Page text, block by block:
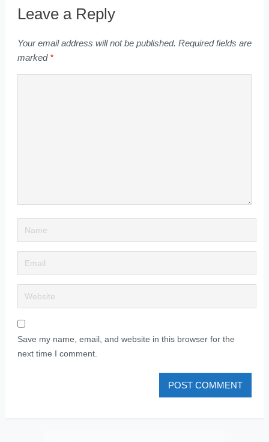
Leave a Reply
Your email address will not be published. Required fields are
marked *
Save my name, email, and website in this browser for the
next time I comment.